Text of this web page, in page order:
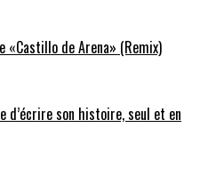
«Castillo de Arena» (Remix)
d’écrire son histoire, seul et en